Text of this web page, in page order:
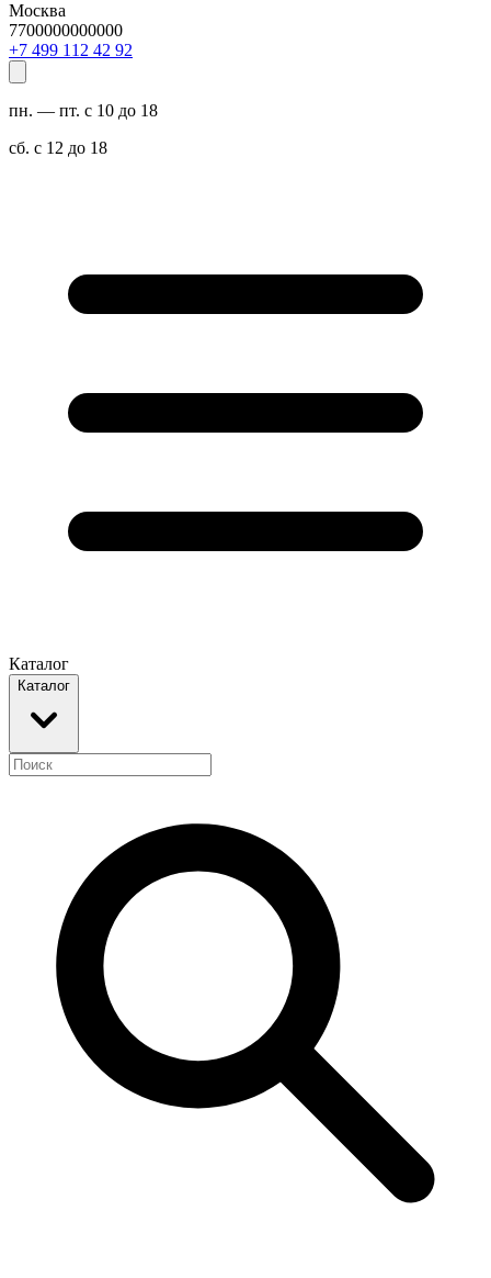
Москва
7700000000000
29 24 211 994 7+
пн. — пт. с 10 до 18
сб. с 12 до 18
Каталог
Каталог